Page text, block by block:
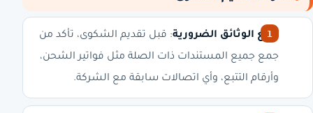
جمع الوثائق الضرورية: قبل تقديم الشكوى، تأكد من
جمع جميع المستندات ذات الصلة مثل فواتير الشحن،
وأرقام التتبع، وأي اتصالات سابقة مع الشركة.